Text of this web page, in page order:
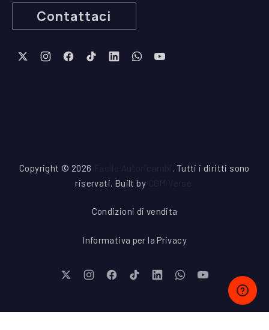
Contattaci
New Window
New Window
New Window
New Window
New Window
New WindowNew Window
Copyright © 2026 Facile Autoricambi . Tutti i diritti sono
riservati. Built by CGM Verse
Condizioni di vendita
Informativa per la Privacy
New Window
New Window
New Window
New Window
New Window
New Window
New Window